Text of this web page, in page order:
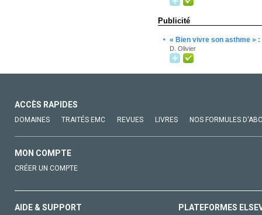
Publicité
· « Bien vivre son asthme » :
D. Olivier
ACCÈS RAPIDES
DOMAINES TRAITÉS EMC REVUES LIVRES NOS FORMULES
MON COMPTE
CRÉER UN COMPTE
AIDE & SUPPORT PLATEFORMES